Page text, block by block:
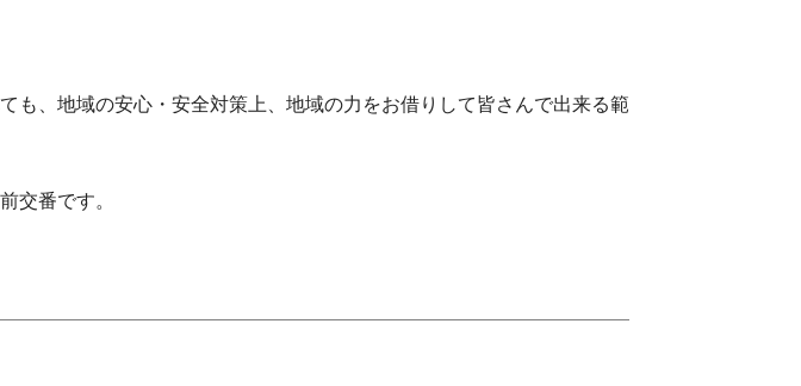
も、地域の安心・安全対策上、地域の力をお借りして皆さんで出来る範
交番です。